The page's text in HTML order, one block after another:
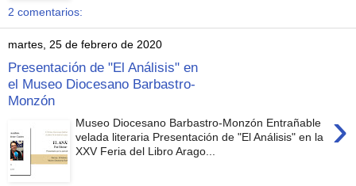
2 comentarios:
martes, 25 de febrero de 2020
Presentación de "El Análisis" en
el Museo Diocesano Barbastro-
Monzón
›
Museo Diocesano Barbastro-Monzón Entrañable
velada literaria Presentación de "El Análisis" en la
XXV Feria del Libro Arago...